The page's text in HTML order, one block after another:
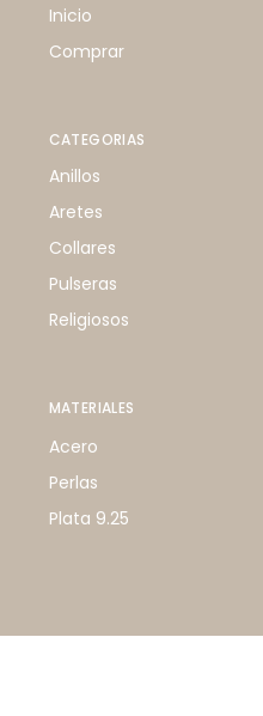
Inicio
Comprar
CATEGORIAS
Anillos
Aretes
Collares
Pulseras
Religiosos
MATERIALES
Acero
Perlas
Plata 9.25